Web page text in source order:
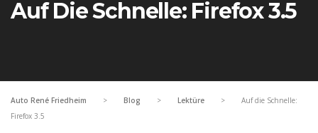
Auf Die Schnelle: Firefox 3.5
Auto René Friedheim > Blog > Lektüre >
Auf die Schnelle:
Firefox 3.5